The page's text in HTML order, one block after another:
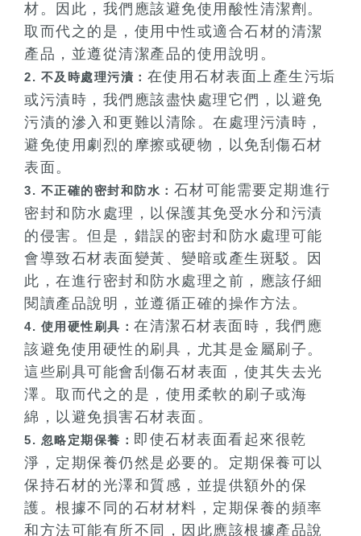
材。因此，我們應該避免使用酸性清潔劑。
取而代之的是，使用中性或適合石材的清潔
產品，並遵從清潔產品的使用說明。
2. 不及時處理污漬： 在使用石材表面上產生污垢
或污漬時，我們應該盡快處理它們，以避免
污漬的滲入和更難以清除。在處理污漬時，
避免使用劇烈的摩擦或硬物，以免刮傷石材
表面。
3. 不正確的密封和防水： 石材可能需要定期進行
密封和防水處理，以保護其免受水分和污漬
的侵害。但是，錯誤的密封和防水處理可能
會導致石材表面變黃、變暗或產生斑駁。因
此，在進行密封和防水處理之前，應該仔細
閱讀產品說明，並遵循正確的操作方法。
4. 使用硬性刷具： 在清潔石材表面時，我們應
該避免使用硬性的刷具，尤其是金屬刷子。
這些刷具可能會刮傷石材表面，使其失去光
澤。取而代之的是，使用柔軟的刷子或海
綿，以避免損害石材表面。
5. 忽略定期保養： 即使石材表面看起來很乾
淨，定期保養仍然是必要的。定期保養可以
保持石材的光澤和質感，並提供額外的保
護。根據不同的石材材料，定期保養的頻率
和方法可能有所不同，因此應該根據產品說